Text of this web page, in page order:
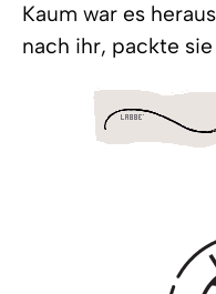
Kaum war es
nach ihr, packte